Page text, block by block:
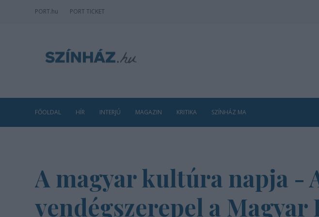
PORT.hu PORT TICKET
FŐOLDAL HÍR INTERJÚ MAGAZIN KRITIKA SZÍNHÁZ MA
A magyar kultúra napja -
vendégszerepel a